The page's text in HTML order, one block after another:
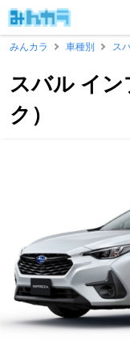
みんカラ
車種別 ス
スバル イン
ク）